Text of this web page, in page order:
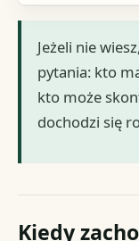
Jeżeli nie
pytania: kto
kto może
dochodzi się
Kiedy